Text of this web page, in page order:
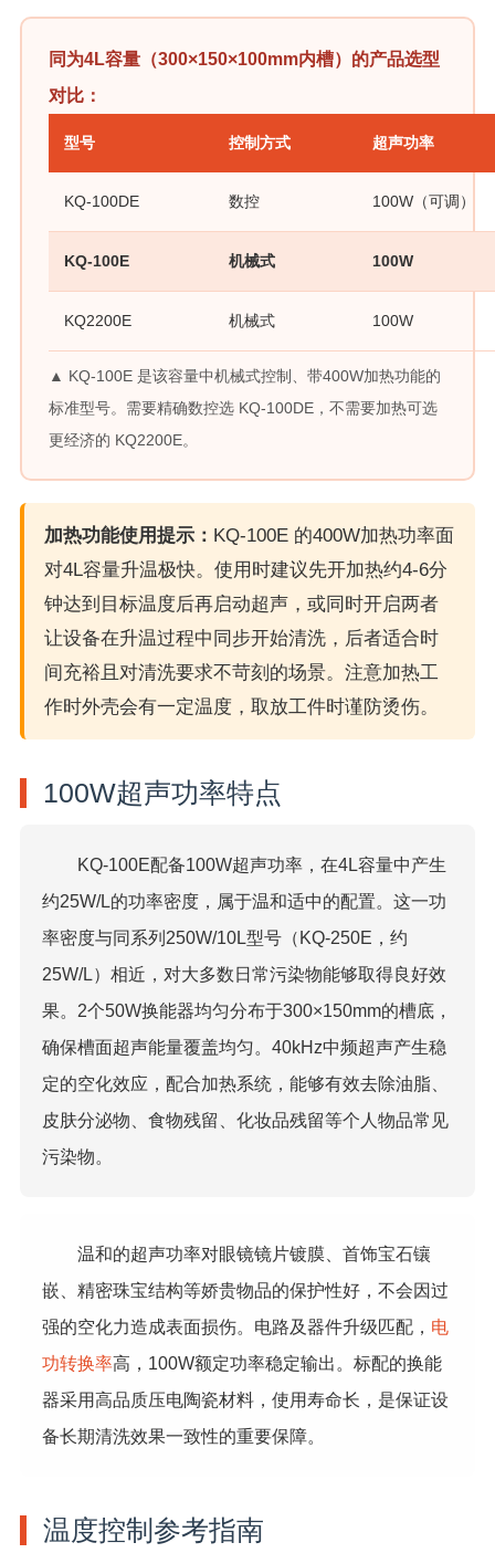
同为4L容量（300×150×100mm内槽）的产品选型
对比：
型号 控制方式 超声功率
KQ-100DE 数控 100W（可调）
KQ-100E 机械式 100W
KQ2200E 机械式 100W
▲ KQ-100E 是该容量中机械式控制、带400W加热功能的
标准型号。需要精确数控选 KQ-100DE，不需要加热可选
更经济的 KQ2200E。
加热功能使用提示： KQ-100E 的400W加热功率面
对4L容量升温极快。使用时建议先开加热约4-6分
钟达到目标温度后再启动超声，或同时开启两者
让设备在升温过程中同步开始清洗，后者适合时
间充裕且对清洗要求不苛刻的场景。注意加热工
作时外壳会有一定温度，取放工件时谨防烫伤。
100W超声功率特点
KQ-100E配备100W超声功率，在4L容量中产生
约25W/L的功率密度，属于温和适中的配置。这一功
率密度与同系列250W/10L型号（KQ-250E，约
25W/L）相近，对大多数日常污染物能够取得良好效
果。2个50W换能器均匀分布于300×150mm的槽底，
确保槽面超声能量覆盖均匀。40kHz中频超声产生稳
定的空化效应，配合加热系统，能够有效去除油脂、
皮肤分泌物、食物残留、化妆品残留等个人物品常见
污染物。
温和的超声功率对眼镜镜片镀膜、首饰宝石镶
嵌、精密珠宝结构等娇贵物品的保护性好，不会因过
强的空化力造成表面损伤。电路及器件升级匹配， 电
功转换率高，100W额定功率稳定输出。标配的换能
器采用高品质压电陶瓷材料，使用寿命长，是保证设
备长期清洗效果一致性的重要保障。
温度控制参考指南